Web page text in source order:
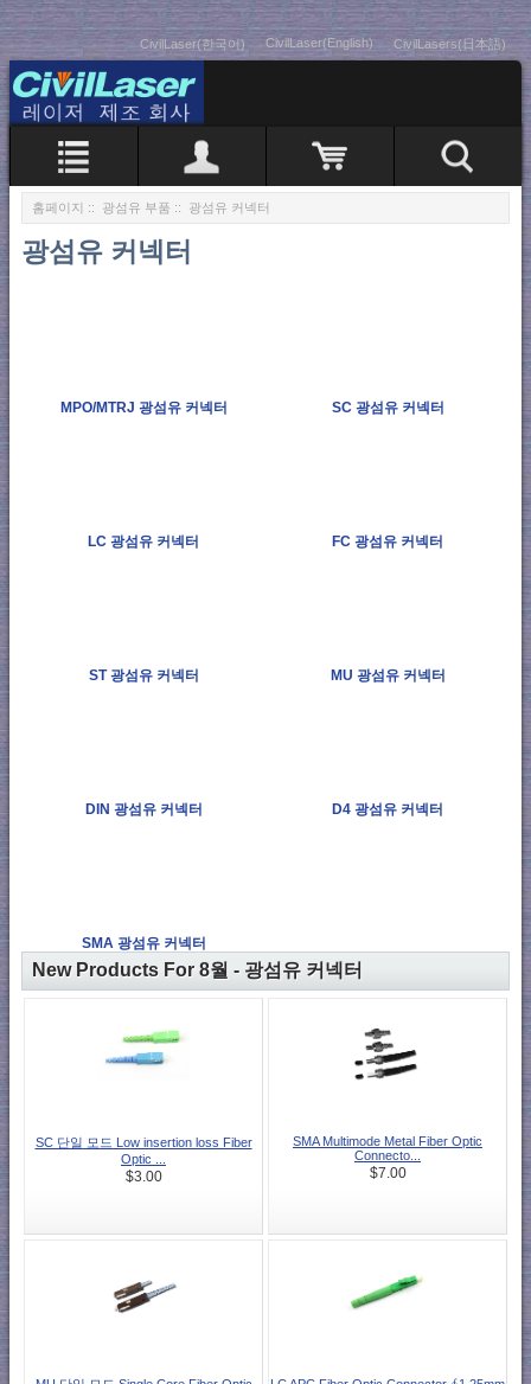
CivilLaser(한국어) CivilLaser(English) CivilLasers(日本語)
홈페이지 :: 광섬유 부품 :: 광섬유 커넥터
광섬유 커넥터
MPO/MTRJ 광섬유 커넥터 SC 광섬유 커넥터
LC 광섬유 커넥터 FC 광섬유 커넥터
ST 광섬유 커넥터 MU 광섬유 커넥터
DIN 광섬유 커넥터 D4 광섬유 커넥터
SMA 광섬유 커넥터
New Products For 8월 - 광섬유 커넥터
SC 단일 모드 Low insertion loss Fiber
Optic ...
$3.00
SMA Multimode Metal Fiber Optic
Connecto...
$7.00